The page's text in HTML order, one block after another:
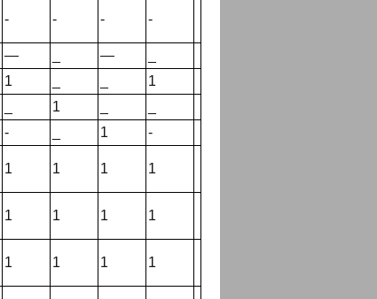
- - - -
— —
1
1
1
- 1 -
1 1 1 1
1 1 1 1
1 1 1 1